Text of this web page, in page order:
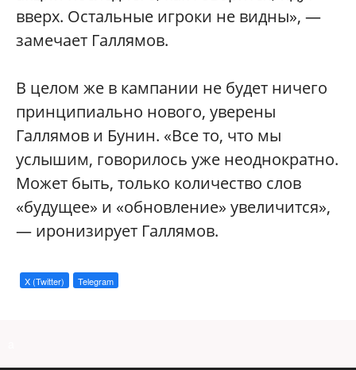
вверх. Остальные игроки не видны», —
замечает Галлямов.
В целом же в кампании не будет ничего
принципиально нового, уверены
Галлямов и Бунин. «Все то, что мы
услышим, говорилось уже неоднократно.
Может быть, только количество слов
«будущее» и «обновление» увеличится»,
— иронизирует Галлямов.
X (Twitter) Telegram